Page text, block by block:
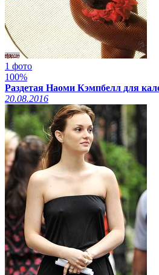
1 фото
100%
Раздетая Наоми Кэмпбелл для
20.08.2016